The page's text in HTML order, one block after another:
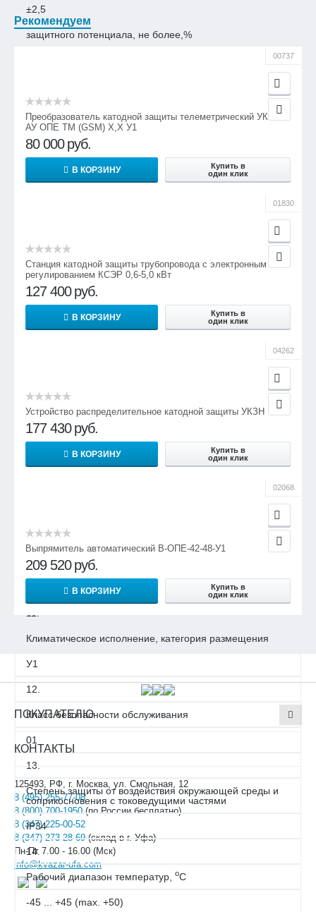
±2,5
защитного потенциала, не более,%
Коэффициент полезного действия:
без фильтра ФПП-1, не менее, %
70
с ФПП-1, не менее, %
75
78
Пульсация выходного напряжения постоянного тока, не
более, %:
с фильтром ФПП-1
10.
Напряжение срабатывания защиты от атмосферных
перенапряжений, В
11.
Климатическое исполнение, категория размещения
У1
12.
Класс безопасности обслуживания
01
13.
Степень защиты от воздействия окружающей среды и
соприкосновения с токоведущими частями
IP34
14.
Рабочий диапазон температур, оС
-45 ... +45 (max. +50)
Рекомендуем
00737
Преобразователь катодной защиты телеметрический УКЗТ-
АУ ОПЕ ТМ (GSM) Х,Х У1
80 000 руб.
В КОРЗИНУ
Купить в
один клик
01830
Станция катодной защиты трубопровода с электронным
регулированием КСЭР 0,6-5,0 кВт
127 400 руб.
В КОРЗИНУ
Купить в
один клик
04262
Устройство распределительное катодной защиты УКЗН
177 430 руб.
В КОРЗИНУ
Купить в
один клик
02068
Выпрямитель автоматический В-ОПЕ-42-48-У1
209 520 руб.
В КОРЗИНУ
Купить в
один клик
ПОКУПАТЕЛЮ
КОНТАКТЫ
125493, РФ, г. Москва, ул. Смольная, 12
8 (495) 255-77-08
8 (800) 700-1950 (по России бесплатно)
8 (347) 225-00-52
8 (347) 273-28-69 (склад в г. Уфа)
Пн-Пт 7.00 - 16.00 (Мск)
info@kvazar-ufa.com